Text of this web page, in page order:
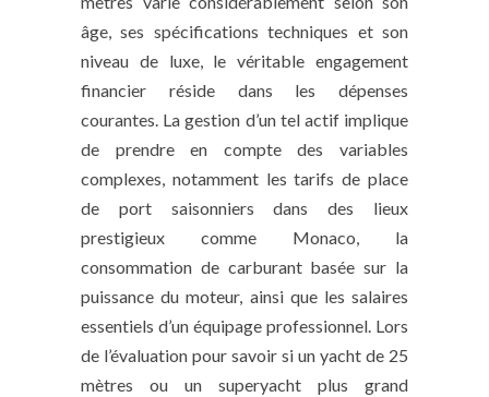
âge, ses spécifications techniques et son
niveau de luxe, le véritable engagement
financier réside dans les dépenses
courantes. La gestion d’un tel actif implique
de prendre en compte des variables
complexes, notamment les tarifs de place
de port saisonniers dans des lieux
prestigieux comme Monaco, la
consommation de carburant basée sur la
puissance du moteur, ainsi que les salaires
essentiels d’un équipage professionnel. Lors
de l’évaluation pour savoir si un yacht de 25
mètres ou un superyacht plus grand